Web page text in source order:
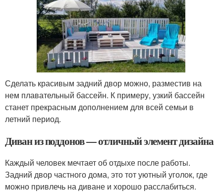
Сделать красивым задний двор можно, разместив на
нем плавательный бассейн. К примеру, узкий бассейн
станет прекрасным дополнением для всей семьи в
летний период.
Диван из поддонов — отличный элемент дизайна
Каждый человек мечтает об отдыхе после работы.
Задний двор частного дома, это тот уютный уголок, где
можно привлечь на диване и хорошо расслабиться.